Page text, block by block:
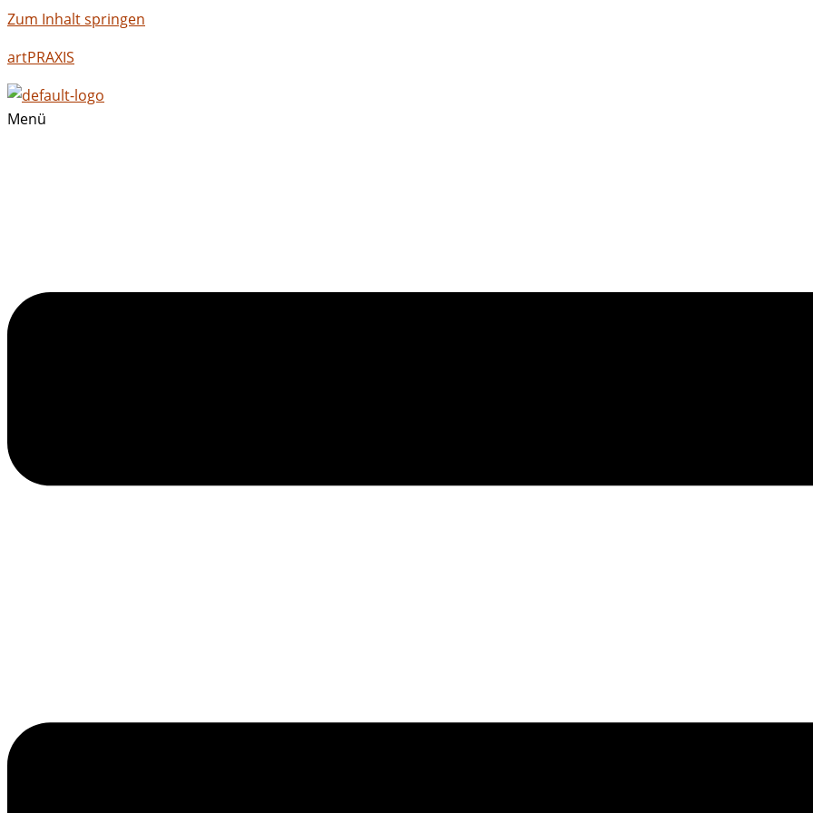
Zum Inhalt springen
artPRAXIS
Menü